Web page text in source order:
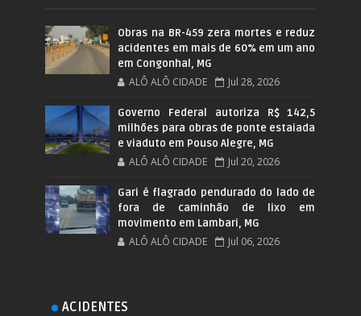
Obras na BR-459 zera mortes e reduz
acidentes em mais de 60% em um ano
em Congonhal, MG
ALÔ ALÔ CIDADE Jul 28, 2026
Governo Federal autoriza R$ 142,5
milhões para obras de ponte estaiada
e viaduto em Pouso Alegre, MG
ALÔ ALÔ CIDADE Jul 20, 2026
Gari é flagrado pendurado do lado de
fora de caminhão de lixo em
movimento em Lambari, MG
ALÔ ALÔ CIDADE Jul 06, 2026
ACIDENTES